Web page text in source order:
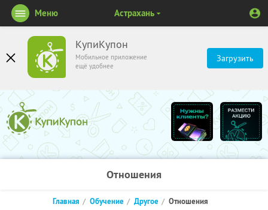
КупиКупон
Мобильное приложение
ещё удобнее
Загрузить
Меню Астрахань
Отношения
Главная Обучение Другое Отношения